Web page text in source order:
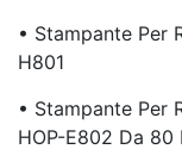
• Stampante Per
H801
• Stampante Per
HOP-E802 Da 80